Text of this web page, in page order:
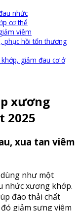
nhức
cơ thể
viêm
phục hồi tổn thương
giảm đau cơ ở
xương
2025
xua tan viêm
như một
nhức xương khớp.
đào thải chất
giảm sưng viêm